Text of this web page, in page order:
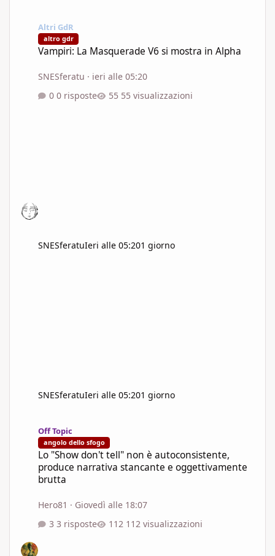
Altri GdR
altro gdr
Vampiri: La Masquerade V6 si mostra in Alpha
SNESferatu · ieri alle 05:20
0 risposte
55 visualizzazioni
SNESferatuIeri alle 05:201 giorno
SNESferatuIeri alle 05:201 giorno
Off Topic
angolo dello sfogo
Lo "Show don't tell" non è autoconsistente,
produce narrativa stancante e oggettivamente
brutta
Hero81 · Giovedì alle 18:07
3 risposte
112 visualizzazioni